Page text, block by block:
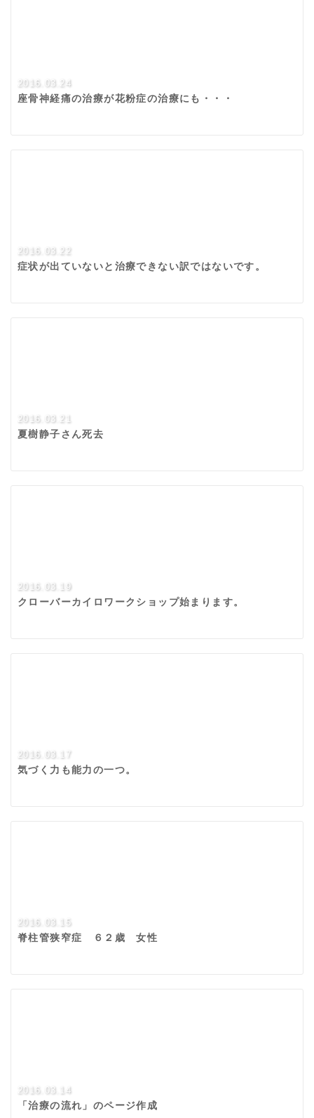
2016.03.24
座骨神経痛の治療が花粉症の治療にも・・・
2016.03.22
症状が出ていないと治療できない訳ではないです。
2016.03.21
夏樹静子さん死去
2016.03.19
クローバーカイロワークショップ始まります。
2016.03.17
気づく力も能力の一つ。
2016.03.15
脊柱管狭窄症 ６２歳 女性
2016.03.14
「治療の流れ」のページ作成